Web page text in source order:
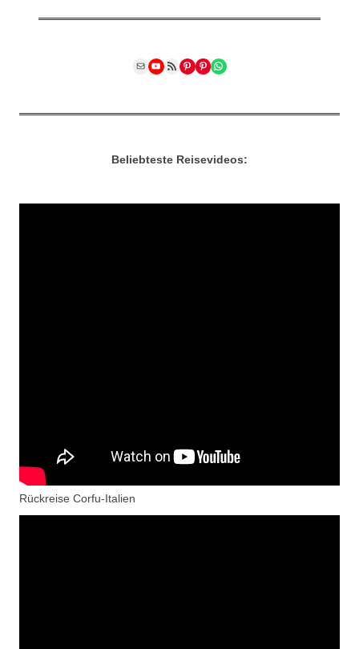
MailYouTube
RSS FeedPinterest
Pinterest
WhatsApp
Beliebteste Reisevideos:
Rückreise Corfu-Italien